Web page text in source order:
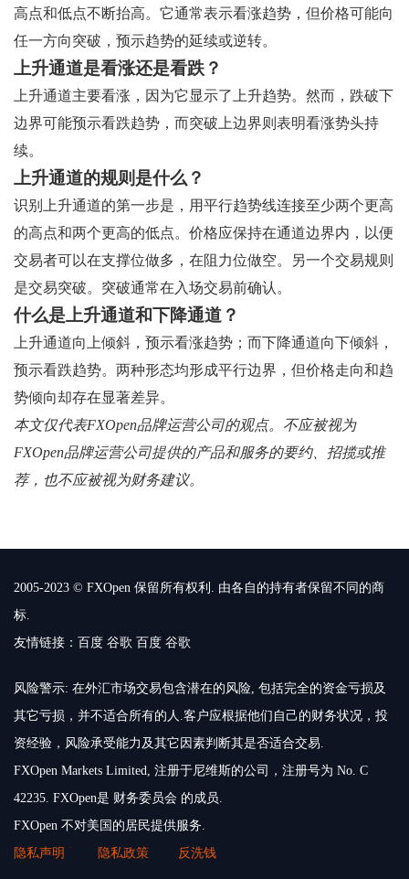
高点和低点不断抬高。它通常表示看涨趋势，但价格可能向
任一方向突破，预示趋势的延续或逆转。
上升通道是看涨还是看跌？
上升通道主要看涨，因为它显示了上升趋势。然而，跌破下
边界可能预示看跌趋势，而突破上边界则表明看涨势头持
续。
上升通道的规则是什么？
识别上升通道的第一步是，用平行趋势线连接至少两个更高
的高点和两个更高的低点。价格应保持在通道边界内，以便
交易者可以在支撑位做多，在阻力位做空。另一个交易规则
是交易突破。突破通常在入场交易前确认。
什么是上升通道和下降通道？
上升通道向上倾斜，预示看​​涨趋势；而下降通道向下倾斜，
预示看​​跌趋势。两种形态均形成平行边界，但价格走向和趋
势倾向却存在显著差异。
本文仅代表FXOpen品牌运营公司的观点。不应被视为
FXOpen品牌运营公司提供的产品和服务的要约、招揽或推
荐，也不应被视为财务建议。
2005-2023 © FXOpen 保留所有权利. 由各自的持有者保留不同的商
标.
友情链接： 百度 谷歌 百度 谷歌
风险警示: 在外汇市场交易包含潜在的风险, 包括完全的资金亏损及
其它亏损，并不适合所有的人.客户应根据他们自己的财务状况，投
资经验，风险承受能力及其它因素判断其是否适合交易.
FXOpen Markets Limited, 注册于尼维斯的公司，注册号为 No. C
42235. FXOpen是 财务委员会 的成员.
FXOpen 不对美国的居民提供服务.
隐私声明
隐私政策 反洗钱